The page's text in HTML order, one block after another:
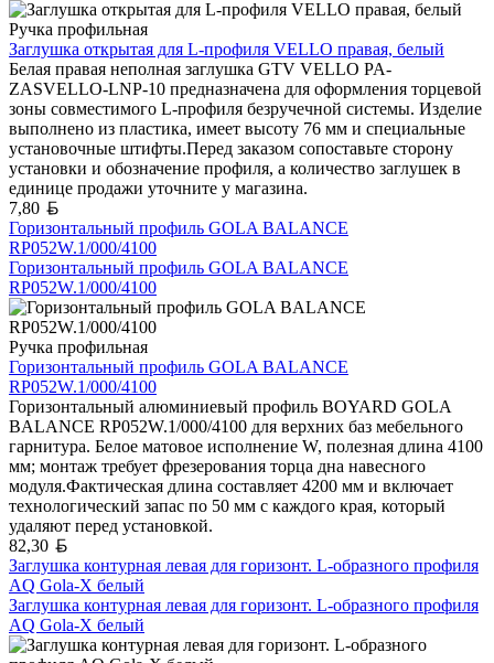
Ручка профильная
Заглушка открытая для L-профиля VELLO правая, белый
Белая правая неполная заглушка GTV VELLO PA-
ZASVELLO-LNP-10 предназначена для оформления торцевой
зоны совместимого L-профиля безручечной системы. Изделие
выполнено из пластика, имеет высоту 76 мм и специальные
установочные штифты.Перед заказом сопоставьте сторону
установки и обозначение профиля, а количество заглушек в
единице продажи уточните у магазина.
7,80
Горизонтальный профиль GOLA BALANCE
RP052W.1/000/4100
Горизонтальный профиль GOLA BALANCE
RP052W.1/000/4100
Ручка профильная
Горизонтальный профиль GOLA BALANCE
RP052W.1/000/4100
Горизонтальный алюминиевый профиль BOYARD GOLA
BALANCE RP052W.1/000/4100 для верхних баз мебельного
гарнитура. Белое матовое исполнение W, полезная длина 4100
мм; монтаж требует фрезерования торца дна навесного
модуля.Фактическая длина составляет 4200 мм и включает
технологический запас по 50 мм с каждого края, который
удаляют перед установкой.
82,30
Заглушка контурная левая для горизонт. L-образного профиля
AQ Gola-X белый
Заглушка контурная левая для горизонт. L-образного профиля
AQ Gola-X белый